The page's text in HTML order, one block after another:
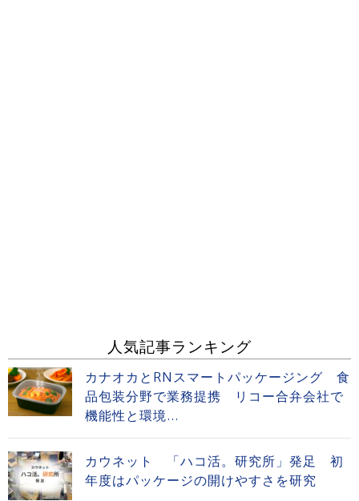
人気記事ランキング
カナオカとRNスマートパッケージング 食
品包装分野で業務提携 リコー合弁会社で
機能性と環境...
カウネット 「ハコ活。研究所」発足 初
年度はパッケージの開けやすさを研究